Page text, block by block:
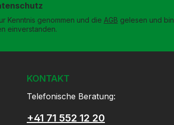
Kenntnis genommen und die AGB gelesen und bin
einverstanden.
KONTAKT
Telefonische Beratung:
+41 71 552 12 20